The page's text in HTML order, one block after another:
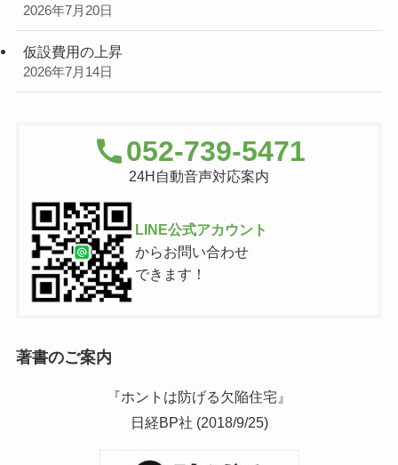
2026年7月20日
仮設費用の上昇
2026年7月14日
052-739-5471
24H自動音声対応案内
LINE公式アカウント
からお問い合わせ
できます！
著書のご案内
『ホントは防げる欠陥住宅』
日経BP社 (2018/9/25)